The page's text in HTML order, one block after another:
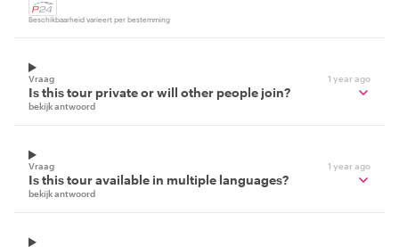
Beschikbaarheid varieert per bestemming
Vraag 1 year ago
Is this tour private or will other people join?
bekijk antwoord
Vraag 1 year ago
Is this tour available in multiple languages?
bekijk antwoord